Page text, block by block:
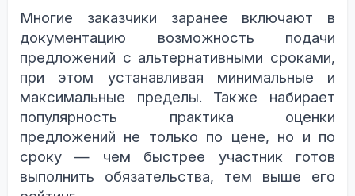
Многие заказчики заранее включают в
документацию возможность подачи
предложений с альтернативными сроками,
при этом устанавливая минимальные и
максимальные пределы. Также набирает
популярность практика оценки
предложений не только по цене, но и по
сроку — чем быстрее участник готов
выполнить обязательства, тем выше его